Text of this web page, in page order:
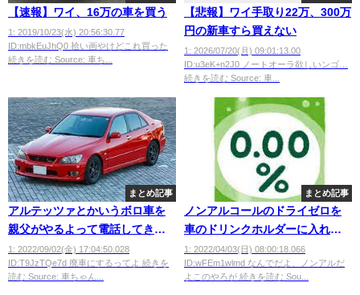
【速報】ワイ、16万の車を買う
1: 2019/10/23(水) 20:56:30.77
ID:mbkEuJhQ0 拾い画やけどこれ買った
続きを読む Source: 車ち...
【悲報】ワイ手取り22万、300万
円の新車すら買えない
1: 2026/07/20(月) 09:01:13.00
ID:u3eK+n2J0 ノートオーラ欲しいンゴ…
続きを読む Source: 車...
まとめ記事
アルテッツァとかいうボロ車を
親父がやるよって電話してきた
けどそんなボロ車いらねーよっ
て断った
1: 2022/09/02(金) 17:04:50.028
ID:T9JzTQe7d 廃車にするってよ 続きを
読む Source: 車ちゃん...
まとめ記事
ノンアルコールのドライゼロを
車のドリンクホルダーに入れて
運転してたら職質されたんだが
ｗｗｗｗ
1: 2022/04/03(日) 08:00:18.066
ID:wFEm1wlmd なんでだよ、ノンアルだ
よこのやろが 続きを読む Sou...